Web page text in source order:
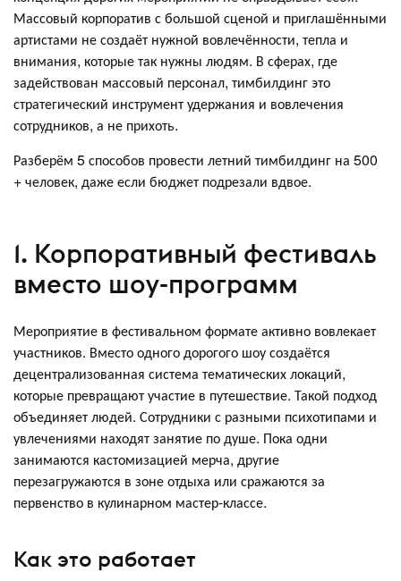
Массовый корпоратив с большой сценой и приглашёнными
артистами не создаёт нужной вовлечённости, тепла и
внимания, которые так нужны людям. В сферах, где
задействован массовый персонал, тимбилдинг это
стратегический инструмент удержания и вовлечения
сотрудников, а не прихоть.
Разберём 5 способов провести летний тимбилдинг на 500
+ человек, даже если бюджет подрезали вдвое.
1. Корпоративный фестиваль
вместо шоу-программ
Мероприятие в фестивальном формате активно вовлекает
участников. Вместо одного дорогого шоу создаётся
децентрализованная система тематических локаций,
которые превращают участие в путешествие. Такой подход
объединяет людей. Сотрудники с разными психотипами и
увлечениями находят занятие по душе. Пока одни
занимаются кастомизацией мерча, другие
перезагружаются в зоне отдыха или сражаются за
первенство в кулинарном мастер-классе.
Как это работает